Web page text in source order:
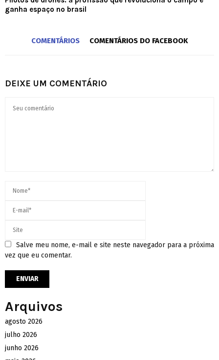
ganha espaço no brasil
COMENTÁRIOS COMENTÁRIOS DO FACEBOOK
DEIXE UM COMENTÁRIO
Salve meu nome, e-mail e site neste navegador para a próxima
vez que eu comentar.
Arquivos
agosto 2026
julho 2026
junho 2026